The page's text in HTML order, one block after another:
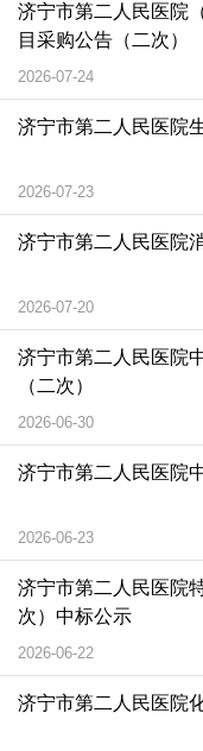
济宁市第二人民医院
目采购公告（二次）
2026-07-24
济宁市第二人民医院
2026-07-23
济宁市第二人民医院
2026-07-20
济宁市第二人民医院
（二次）
2026-06-30
济宁市第二人民医院
2026-06-23
济宁市第二人民医院
次）中标公示
2026-06-22
济宁市第二人民医院